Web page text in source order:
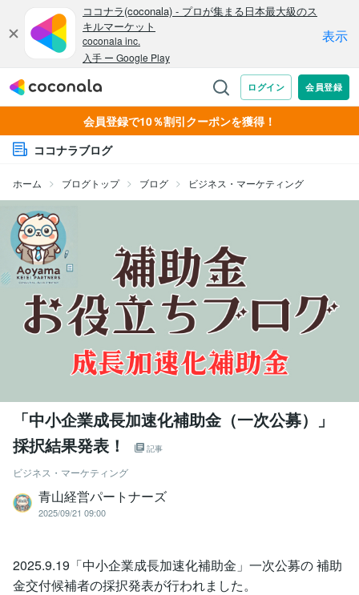
会員登録で10％割引クーポンを獲得！
ココナラブログ
ホーム ブログトップ ブログ ビジネス・マーケティング
「中小企業成長加速化補助金（一次公募）」
採択結果発表！
記事
ビジネス・マーケティング
青山経営パートナーズ
2025/09/21 09:00
2025.9.19「中小企業成長加速化補助金」一次公募の 補助
金交付候補者の採択発表が行われました。